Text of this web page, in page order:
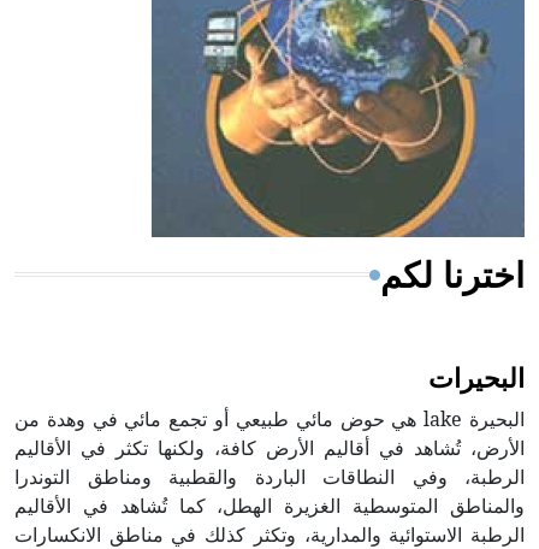
- هل تعلم أن المرجان إفراز حيواني يتكون في البحر ويتركب
من مادة كربونات الكلسيوم، وهو أحمر أو شديد الحمرة وهو
أجود أنواعه، ويمتاز بكبر الحجم ويسمى الش
اخترنا لكم
البحيرات
البحيرة lake هي حوض مائي طبيعي أو تجمع مائي في وهدة من
الأرض، تُشاهد في أقاليم الأرض كافة، ولكنها تكثر في الأقاليم
الرطبة، وفي النطاقات الباردة والقطبية ومناطق التوندرا
والمناطق المتوسطية الغزيرة الهطل، كما تُشاهد في الأقاليم
الرطبة الاستوائية والمدارية، وتكثر كذلك في مناطق الانكسارات